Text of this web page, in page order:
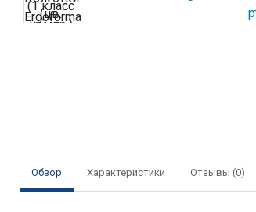
Обзор Характеристики Отзывы (0)